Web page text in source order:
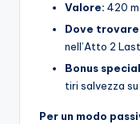
Valore: 420
Dove
nell’Atto 2
Bonus
tiri salvezza
Per un modo